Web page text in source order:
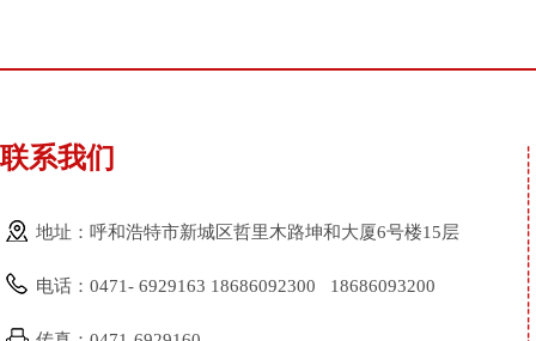
联系我们
地址：呼和浩特市新城区哲里木路坤和大厦6号楼15层
电话：0471- 6929163 18686092300 18686093200